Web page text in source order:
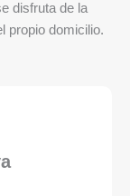
disfruta de la
propio domicilio.